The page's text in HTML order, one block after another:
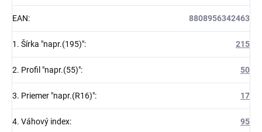
EAN: 8808956342463
1. Šírka "napr.(195)": 215
2. Profil "napr.(55)": 50
3. Priemer "napr.(R16)": 17
4. Váhový index: 95